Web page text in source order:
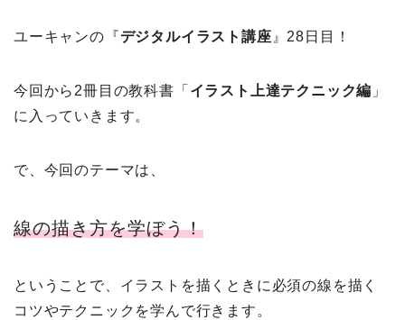
ユーキャンの『デジタルイラスト講座 』28日目！
今回から2冊目の教科書「 イラスト上達テクニック編 」
に入っていきます。
で、今回のテーマは、
線の描き方を学ぼう！
ということで、イラストを描くときに必須の線を描く
コツやテクニックを学んで行きます。